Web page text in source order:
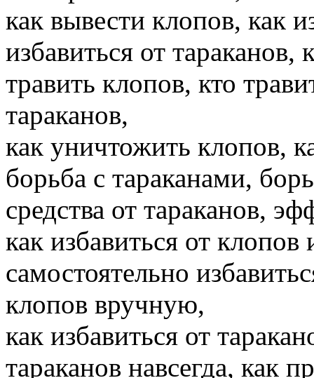
как вывести клопов, как
избавиться от тараканов,
травить клопов, кто
тараканов,
как уничтожить клопов,
борьба с тараканами,
средства от тараканов,
как избавиться от клопов
самостоятельно
клопов вручную,
как избавиться от
тараканов навсегда, как